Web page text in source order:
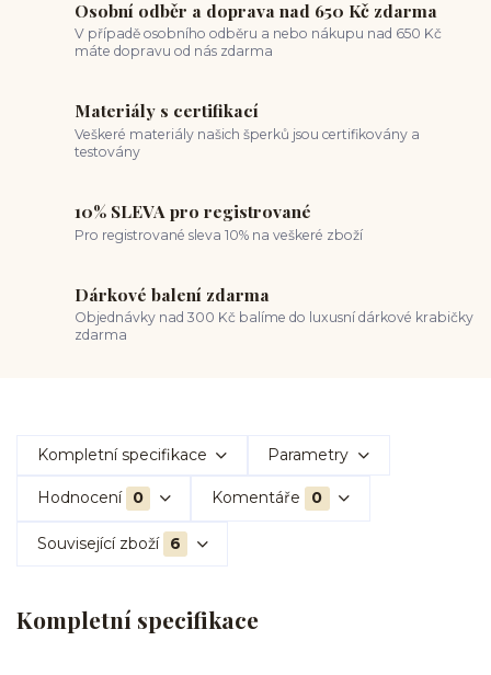
Osobní odběr a doprava nad 650 Kč zdarma
V případě osobního odběru a nebo nákupu nad 650 Kč
máte dopravu od nás zdarma
Materiály s certifikací
Veškeré materiály našich šperků jsou certifikovány a
testovány
10% SLEVA pro registrované
Pro registrované sleva 10% na veškeré zboží
Dárkové balení zdarma
Objednávky nad 300 Kč balíme do luxusní dárkové krabičky
zdarma
Kompletní specifikace Parametry
Hodnocení 0 Komentáře 0
Související zboží 6
Kompletní specifikace